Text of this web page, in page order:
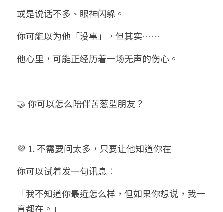
聯絡我們
搜索
或是说话不多、眼神闪躲。
你可能以为他「没事」，但其实……
他心里，可能正经历着一场无声的伤心。
🤝 你可以怎么陪伴苦葱型朋友？
💜 1. 不需要问太多，只要让他知道你在
你可以试着发一句讯息：
「我不知道你最近怎么样，但如果你想说，我一
直都在。」